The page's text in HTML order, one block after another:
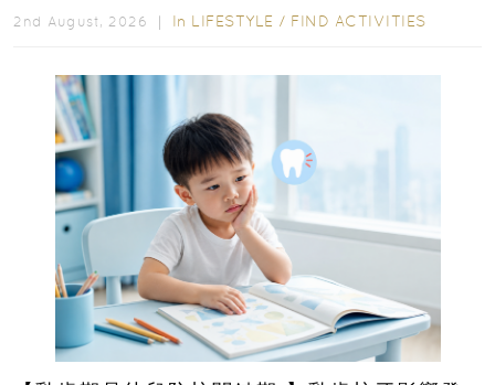
2nd August, 2026 ｜ In LIFESTYLE / FIND ACTIVITIES